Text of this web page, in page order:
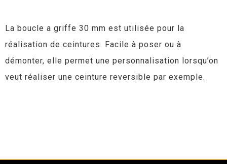
La boucle a griffe 30 mm est utilisée pour la
réalisation de ceintures. Facile à poser ou à
démonter, elle permet une personnalisation lorsqu’on
veut réaliser une ceinture reversible par exemple.